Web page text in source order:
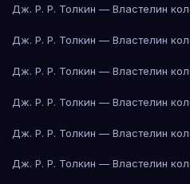
Дж. Р. Р. Толкин — Властелин
Дж. Р. Р. Толкин — Властелин
Дж. Р. Р. Толкин — Властелин
Дж. Р. Р. Толкин — Властелин
Дж. Р. Р. Толкин — Властелин
Дж. Р. Р. Толкин — Властелин